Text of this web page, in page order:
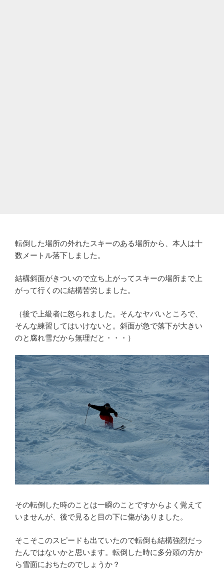
転倒した場所の外れたスキーのある場所から、本人は十
数メートル落下しました。
結構斜面がきついので立ち上がってスキーの場所まで上
がって行くのに結構苦労しました。
（後で上級者に怒られました。そんなヤバいところで、
そんな練習してはいけないと。斜面が急で落下が大きい
のと腐れ雪だから無理だと・・・）
その転倒した時のことは一瞬のことですからよく覚えて
いませんが、後で見ると目の下に傷がありました。
そこそこのスピードも出ていたので転倒も結構強烈だっ
たんではないかと思います。転倒した時に多分頭の方か
ら雪面におちたのでしょうか？